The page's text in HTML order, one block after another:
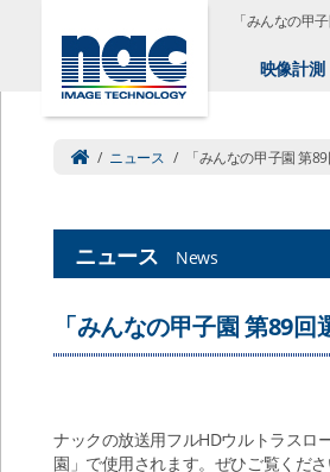
「みんなの甲
映像計測
/ ニュース / 「みんなの甲子園 第
ニュース News
「みんなの甲子園 第89
ナックの放送用フルHDウルトラスロ
園」で使用されます。ぜひご覧くださ